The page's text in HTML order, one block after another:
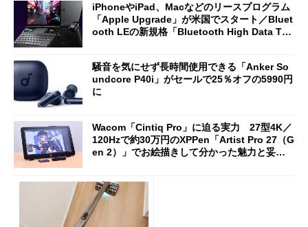
iPhoneやiPad、Macなどのリースプログラム
「Apple Upgrade」が米国でスタート／Bluet
ooth LEの新規格「Bluetooth High Data Thr
騒音を気にせず長時間使用できる「Anker So
undcore P40i」がセールで25％オフの5990円
に
Wacom「Cintiq Pro」に迫る実力 27型4K／
120Hzで約30万円のXPPen「Artist Pro 27（G
en 2）」でお絵描きして分かった魅力と妥協